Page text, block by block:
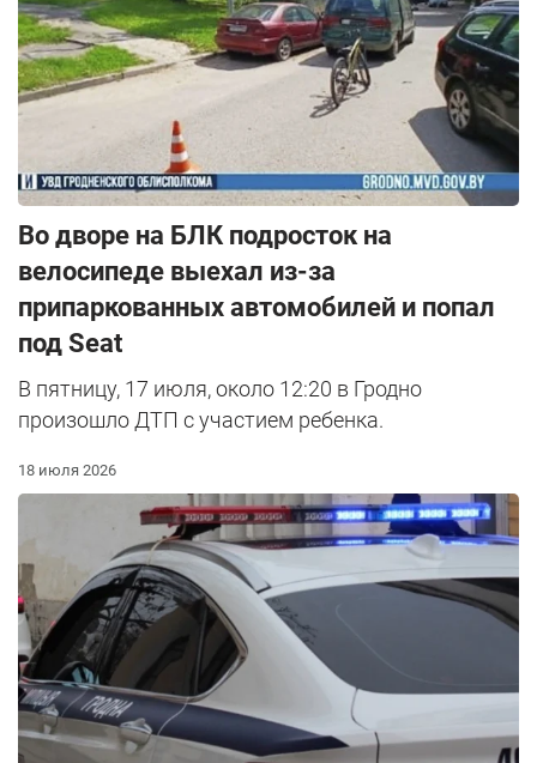
Во дворе на БЛК подросток на
велосипеде выехал из-за
припаркованных автомобилей и попал
под Seat
В пятницу, 17 июля, около 12:20 в Гродно
произошло ДТП с участием ребенка.
18 июля 2026